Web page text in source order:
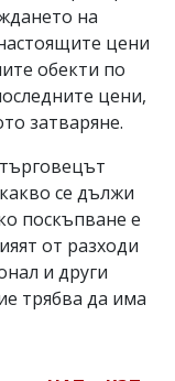
на
цени
обекти по
цени,
затваряне.
се дължи
поскъпване е
от разходи
и други
трябва да има